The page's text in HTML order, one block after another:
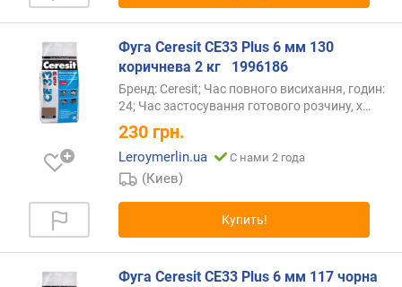
Фуга Ceresit СЕ33 Plus 6 мм 130
коричнева 2 кг ‎ ‎ 1996186
Бренд: Ceresit; Час повного висихання, годин:
24; Час застосування готового розчину, х…
230 грн.
Leroymerlin.ua С нами 2 года
(Киев)
Купить!
Фуга Ceresit СЕ33 Plus 6 мм 117 чорна